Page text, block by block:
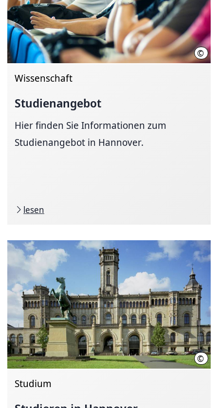
©
Wissenschaft
Studienangebot
Hier finden Sie Informationen zum
Studienangebot in Hannover.
lesen
©
Studium